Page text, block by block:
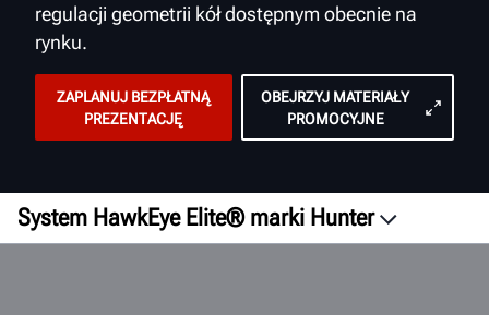
regulacji geometrii kół dostępnym obecnie na
rynku.
ZAPLANUJ BEZPŁATNĄ
PREZENTACJĘ
OBEJRZYJ MATERIAŁY
PROMOCYJNE
System HawkEye Elite® marki Hunter